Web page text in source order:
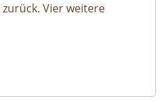
Vier weitere